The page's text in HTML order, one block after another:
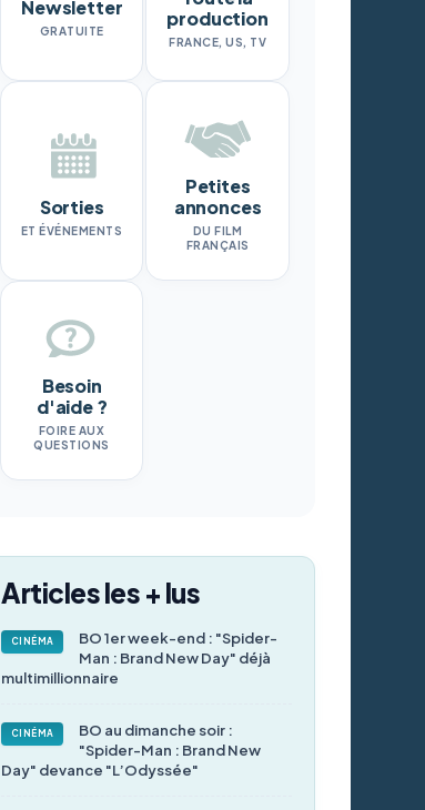
Newsletter
GRATUITE
production
FRANCE, US, TV
Sorties
ET ÉVÉNEMENTS
Petites
annonces
DU FILM
FRANÇAIS
Besoin
d'aide ?
FOIRE AUX
QUESTIONS
Articles les + lus
CINÉMA
BO 1er week-end : "Spider-
Man : Brand New Day" déjà
multimillionnaire
CINÉMA
BO au dimanche soir :
"Spider-Man : Brand New
Day" devance "L’Odyssée"